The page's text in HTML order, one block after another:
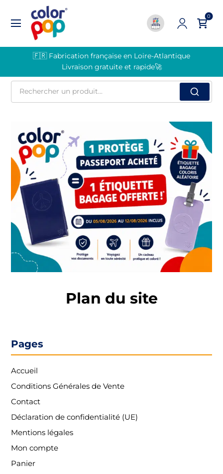
0
🇫🇷 Fabrication française en Loire-Atlantique
Livraison gratuite et rapide🚀
Rechercher
Plan du site
Pages
Accueil
Conditions Générales de Vente
Contact
Déclaration de confidentialité (UE)
Mentions légales
Mon compte
Panier